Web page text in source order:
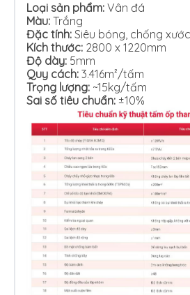
Loại sản phẩm: Vân đá
Màu: Trắng
Đặc tính: Siêu bóng, chống
Kích thước: 2800 x 1220mm
Độ dày: 5mm
Quy cách: 3.416m²/tấm
Trọng lượng: ~15kg/tấm
Sai số tiêu chuẩn: ±10%